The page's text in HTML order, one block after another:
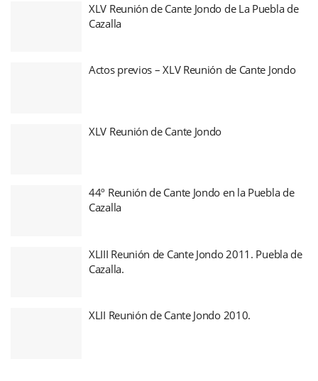
XLV Reunión de Cante Jondo de La Puebla de
Cazalla
Actos previos – XLV Reunión de Cante Jondo
XLV Reunión de Cante Jondo
44º Reunión de Cante Jondo en la Puebla de
Cazalla
XLIII Reunión de Cante Jondo 2011. Puebla de
Cazalla.
XLII Reunión de Cante Jondo 2010.